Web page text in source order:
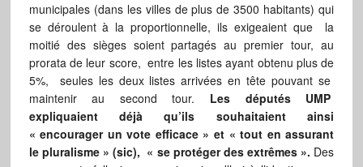
municipales (dans les villes de plus de 3500 habitants) qui
se déroulent à la proportionnelle, ils exigeaient que la
moitié des sièges soient partagés au premier tour, au
prorata de leur score, entre les listes ayant obtenu plus de
5%, seules les deux listes arrivées en tête pouvant se
maintenir au second tour. Les députés UMP
expliquaient déjà qu’ils souhaitaient ainsi
« encourager un vote efficace » et « tout en assurant
le pluralisme » (sic), « se protéger des extrêmes ». Des